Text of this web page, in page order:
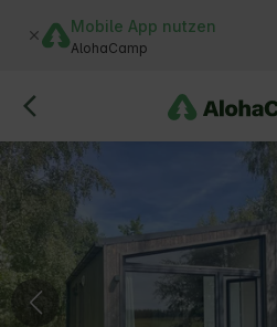
Mobile App nutzen
AlohaCamp